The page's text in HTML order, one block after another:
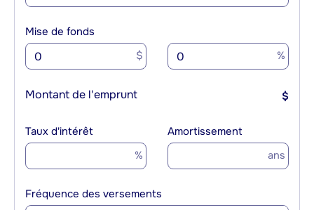
Mise de fonds
$ %
Montant de l'emprunt $
Taux d'intérêt
%
Amortissement
ans
Fréquence des versements